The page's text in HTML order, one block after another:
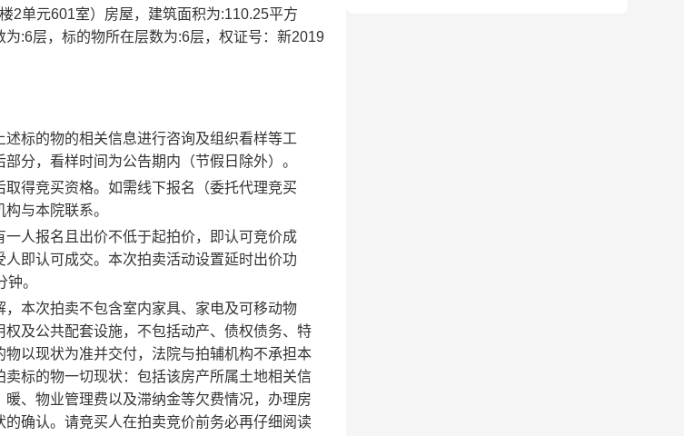
2单元601室）房屋，建筑面积为:110.25平方
为:6层，标的物所在层数为:6层，权证号： 新2019
标的物的相关信息进行咨询及组织看样等工
分，看样时间为公告期内（节假日除外）。
得竞买资格。如需线下报名（委托代理竞买
与本院联系。
人报名且出价不低于起拍价，即认可竞价成
即认可成交。本次拍卖活动设置延时出价功
钟。
本次拍卖不包含室内家具、家电及可移动物
及公共配套设施，不包括动产、债权债务、特
以现状为准并交付，法院与拍辅机构不承担本
标的物一切现状：包括该房产所属土地相关信
、物业管理费以及滞纳金等欠费情况，办理房
确认。请竞买人在拍卖竞价前务必再仔细阅读